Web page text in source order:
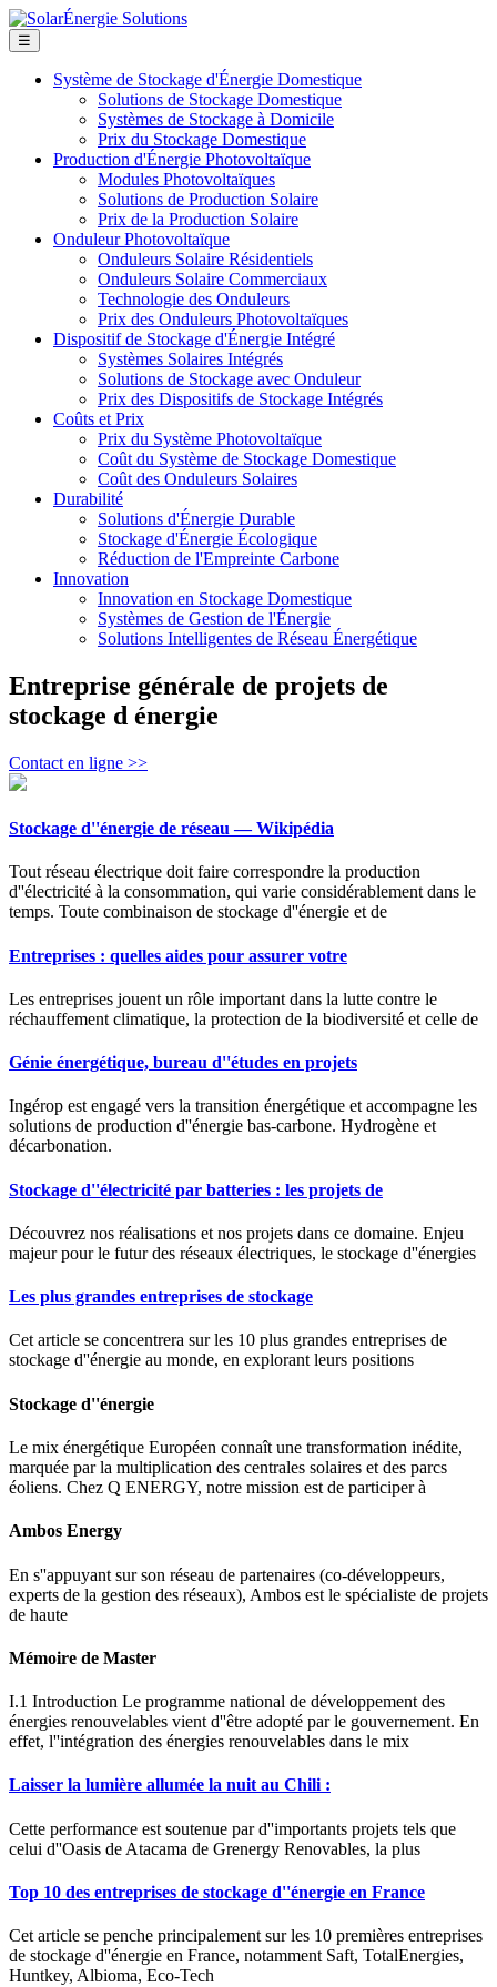
☰
Système de Stockage d'Énergie Domestique
Solutions de Stockage Domestique
Systèmes de Stockage à Domicile
Prix du Stockage Domestique
Production d'Énergie Photovoltaïque
Modules Photovoltaïques
Solutions de Production Solaire
Prix de la Production Solaire
Onduleur Photovoltaïque
Onduleurs Solaire Résidentiels
Onduleurs Solaire Commerciaux
Technologie des Onduleurs
Prix des Onduleurs Photovoltaïques
Dispositif de Stockage d'Énergie Intégré
Systèmes Solaires Intégrés
Solutions de Stockage avec Onduleur
Prix des Dispositifs de Stockage Intégrés
Coûts et Prix
Prix du Système Photovoltaïque
Coût du Système de Stockage Domestique
Coût des Onduleurs Solaires
Durabilité
Solutions d'Énergie Durable
Stockage d'Énergie Écologique
Réduction de l'Empreinte Carbone
Innovation
Innovation en Stockage Domestique
Systèmes de Gestion de l'Énergie
Solutions Intelligentes de Réseau Énergétique
Entreprise générale de projets de
stockage d énergie
Contact en ligne >>
Stockage d''énergie de réseau — Wikipédia
Tout réseau électrique doit faire correspondre la production
d''électricité à la consommation, qui varie considérablement dans le
temps. Toute combinaison de stockage d''énergie et de
Entreprises : quelles aides pour assurer votre
Les entreprises jouent un rôle important dans la lutte contre le
réchauffement climatique, la protection de la biodiversité et celle de
Génie énergétique, bureau d''études en projets
Ingérop est engagé vers la transition énergétique et accompagne les
solutions de production d''énergie bas-carbone. Hydrogène et
décarbonation.
Stockage d''électricité par batteries : les projets de
Découvrez nos réalisations et nos projets dans ce domaine. Enjeu
majeur pour le futur des réseaux électriques, le stockage d''énergies
Les plus grandes entreprises de stockage
Cet article se concentrera sur les 10 plus grandes entreprises de
stockage d''énergie au monde, en explorant leurs positions
Stockage d''énergie
Le mix énergétique Européen connaît une transformation inédite,
marquée par la multiplication des centrales solaires et des parcs
éoliens. Chez Q ENERGY, notre mission est de participer à
Ambos Energy
En s''appuyant sur son réseau de partenaires (co-développeurs,
experts de la gestion des réseaux), Ambos est le spécialiste de projets
de haute
Mémoire de Master
I.1 Introduction Le programme national de développement des
énergies renouvelables vient d''être adopté par le gouvernement. En
effet, l''intégration des énergies renouvelables dans le mix
Laisser la lumière allumée la nuit au Chili :
Cette performance est soutenue par d''importants projets tels que
celui d''Oasis de Atacama de Grenergy Renovables, la plus
Top 10 des entreprises de stockage d''énergie en France
Cet article se penche principalement sur les 10 premières entreprises
de stockage d''énergie en France, notamment Saft, TotalEnergies,
Huntkey, Albioma, Eco-Tech